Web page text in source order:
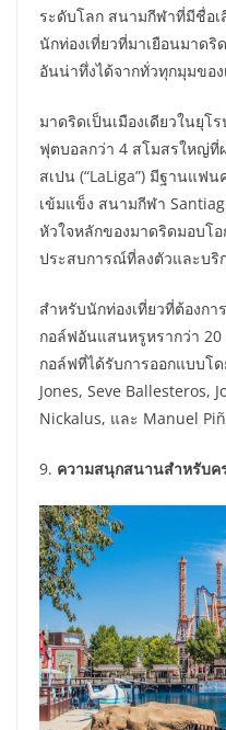
ระดับโลก สนามกีฬาที่มีชื่อ
นักท่องเที่ยวที่มาเยือนมาด
อันน่าทึ่งได้จากทั่วทุกมุมขอ
มาดริดเป็นเมืองเดียวในยุ
ฟุตบอลกว่า 4 สโมสรใหญ่ที่
สเปน (“LaLiga”) มีฐานแ
เข้มแข็ง สนามกีฬา
หัวใจหลักของมาดริดมอบโ
ประสบการณ์ที่ลงตัวและบริ
สำหรับนักท่องเที่ยวที่ต้องกา
กอล์ฟอันแสนหรูหรากว่า
กอล์ฟที่ได้รับการออกแบบโ
Jones, Seve Ballesteros,
Nickalus, และ Manuel
9. ความสนุกสนานสำหรับค